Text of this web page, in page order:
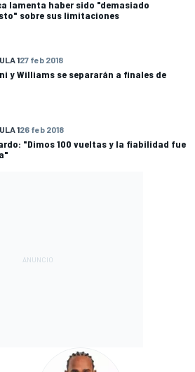
lamenta haber sido "demasiado
sobre sus limitaciones
127 feb 2018
y Williams se separarán a finales de
126 feb 2018
"Dimos 100 vueltas y la fiabilidad fue